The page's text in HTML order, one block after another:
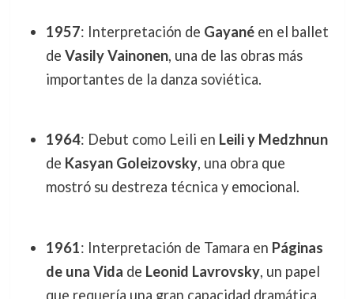
1957: Interpretación de Gayanéen el ballet
de Vasily Vainonen, una de las obras más
importantes de la danza soviética.
1964: Debut como Leili en Leili y Medzhnun
de Kasyan Goleizovsky, una obra que
mostró su destreza técnica y emocional.
1961: Interpretación de Tamara en Páginas
de una Vida de Leonid Lavrovsky, un papel
que requería una gran capacidad dramática.